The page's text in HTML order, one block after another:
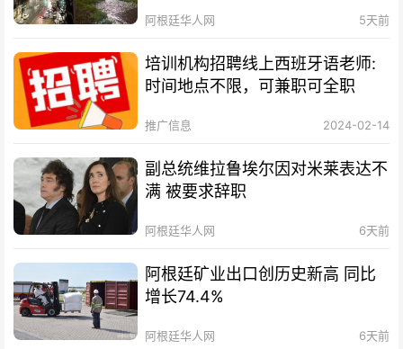
阿根廷华人网 5天前
培训机构招聘线上西班牙语老师:
时间地点不限，可兼职可全职
推广信息 2024-02-14
副总统维拉鲁埃尔因对米莱表达不
满 被要求辞职
阿根廷华人网 6天前
阿根廷矿业出口创历史新高 同比
增长74.4%
阿根廷华人网 6天前